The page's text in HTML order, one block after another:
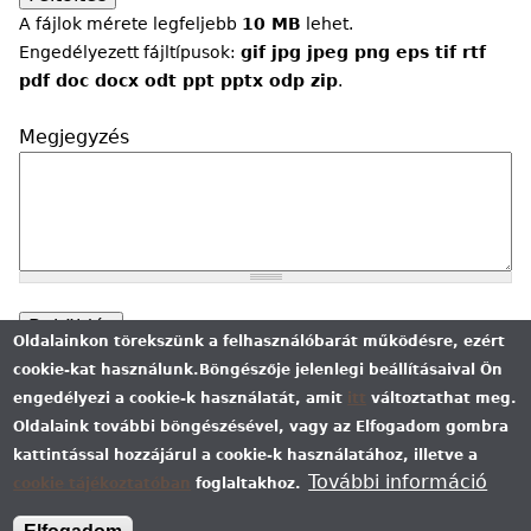
A fájlok mérete legfeljebb 10 MB lehet.
Engedélyezett fájltípusok: gif jpg jpeg png eps tif rtf
pdf doc docx odt ppt pptx odp zip.
Megjegyzés
Áraink tájékoztató jellegűek, minimum 10 darab megvásárlása esetén érvényesek. Az árváltoztatás
jogát fenntartjuk! A feltüntetett képek esetenként illusztrációk illetve az üzemeltető nem vállal
felelősséget kisebb képhibákért és színkülönbségekért. Süti (cookie) kezelési tájékoztatónkat
tekintheti meg. A weboldal, a rajta található összes képpel és egyéb tartalommal együtt, szerzői
Oldalainkon törekszünk a felhasználóbarát működésre, ezért
cookie-kat használunk. Böngészője jelenlegi beállításaival Ön
engedélyezi a cookie-k használatát, amit itt változtathat meg.
Oldalaink további böngészésével, vagy az Elfogadom gombra
kattintással hozzájárul a cookie-k használatához, illetve a
cookie tájékoztatóban foglaltakhoz. További információ